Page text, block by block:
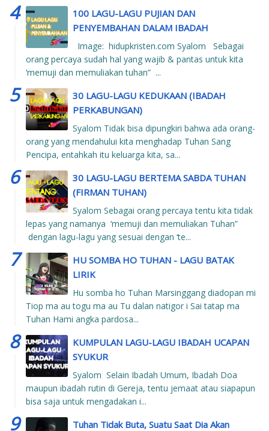
100 LAGU-LAGU PUJIAN DAN
PENYEMBAHAN DALAM IBADAH
Image: hidupkristen.com Syalom Sebagai
orang percaya sudah hal yang wajib & pantas untuk kita
‘memuji dan memuliakan tuhan” ...
30 LAGU-LAGU KEDUKAAN (IBADAH
PERKABUNGAN)
Syalom Tidak bisa dipungkiri bahwa ada orang-
orang yang mendahului kita menghadap Tuhan Sang
Pencipa, entahkah itu keluarga kita, sa...
30 LAGU-LAGU BERTEMA SABDA TUHAN
(FIRMAN TUHAN)
Syalom Sebagai orang percaya tentu kita tidak
lepas yang namanya ‘memuji dan memuliakan Tuhan”
dengan lagu-lagu yang sesuai dengan ‘te...
HU SOMBA HO TUHAN - LAGU BATAK
LIRIK
Hu somba ho Tuhan Marsinggang diadopan mi
Tiop ma au togu ma au Tu dalan natigor i Sai tatap ma
Tuhan Hami angka pardosa...
KUMPULAN LAGU-LAGU IBADAH UCAPAN
SYUKUR
Syalom Selain Ibadah Umum, Ibadah Doa
maupun ibadah rutin di Gereja, tentu jemaat atau siapapun
bisa saja untuk mengadakan i...
Tuhan Tidak Buta, Suatu Saat Dia Akan